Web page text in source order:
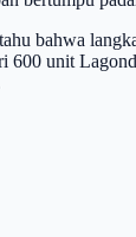
bahwa
600 unit